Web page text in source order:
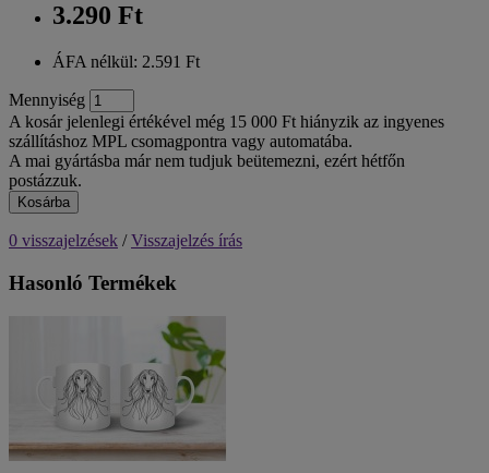
3.290 Ft
ÁFA nélkül: 2.591 Ft
Mennyiség
A kosár jelenlegi értékével még 15 000 Ft hiányzik az ingyenes
szállításhoz MPL csomagpontra vagy automatába.
A mai gyártásba már nem tudjuk beütemezni, ezért hétfőn
postázzuk.
Kosárba
0 visszajelzések /Visszajelzés írás
Hasonló Termékek